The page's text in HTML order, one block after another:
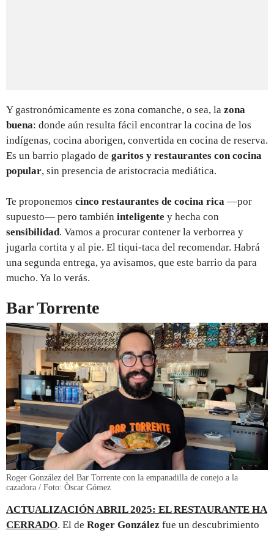
Y gastronómicamente es zona comanche, o sea, la zona
buena: donde aún resulta fácil encontrar la cocina de los
indígenas, cocina aborigen, convertida en cocina de reserva.
Es un barrio plagado de garitos y restaurantes con cocina
popular, sin presencia de aristocracia mediática.
Te proponemos cinco restaurantes de cocina rica —por
supuesto— pero también inteligente y hecha con
sensibilidad. Vamos a procurar contener la verborrea y
jugarla cortita y al pie. El tiqui-taca del recomendar. Habrá
una segunda entrega, ya avisamos, que este barrio da para
mucho. Ya lo verás.
Bar Torrente
Roger González del Bar Torrente con la empanadilla de conejo a la
cazadora / Foto: Òscar Gómez
ACTUALIZACIÓN ABRIL 2025: EL RESTAURANTE HA
CERRADO. El de Roger González fue un descubrimiento